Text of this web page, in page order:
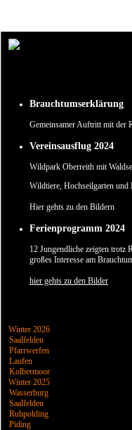
Brauchtumserklärung
Gemeinsamer Auftritt mit der
Vereinsausflug 2024
Wildpark Oberreith mit
Wildtiere, Hochseilgarten
Hier gehts zu den Bildern
Ferienprogramm 2024
12 Jungendliche zeigten trotz
großes Interesse am
hier gehts zu den Bilder
Winter 2026
Saalfelden
Pfarrwerfen
Laufen
Kolbermoor
Winter 2025
Wasserburg
Saalfelden
Ruhpolding
Piding